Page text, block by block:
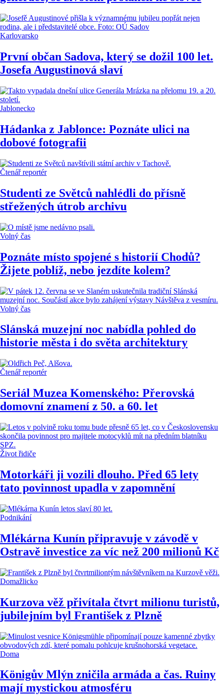
Karlovarsko
První občan Sadova, který se dožil 100 let.
Josefa Augustinová slaví
Jablonecko
Hádanka z Jablonce: Poznáte ulici na
dobové fotografii
Čtenář reportér
Studenti ze Světců nahlédli do přísně
střežených útrob archivu
Volný čas
Poznáte místo spojené s historií Chodů?
Žijete poblíž, nebo jezdíte kolem?
Volný čas
Slánská muzejní noc nabídla pohled do
historie města i do světa architektury
Čtenář reportér
Seriál Muzea Komenského: Přerovská
domovní znamení z 50. a 60. let
Život řidiče
Motorkáři ji vozili dlouho. Před 65 lety
tato povinnost upadla v zapomnění
Podnikání
Mlékárna Kunín připravuje v závodě v
Ostravě investice za víc než 200 milionů Kč
Domažlicko
Kurzova věž přivítala čtvrt milionu turistů,
jubilejním byl František z Plzně
Doma
Königův Mlýn zničila armáda a čas. Ruiny
mají mystickou atmosféru